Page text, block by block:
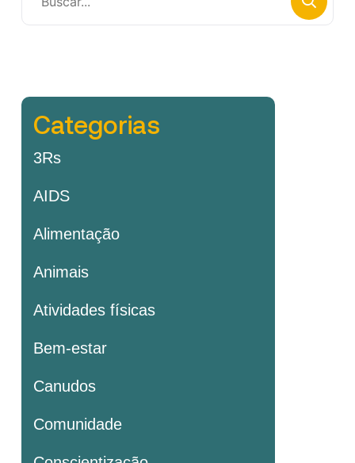
Categorias
3Rs
AIDS
Alimentação
Animais
Atividades físicas
Bem-estar
Canudos
Comunidade